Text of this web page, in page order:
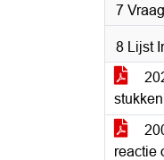
7
8 Lijst
reactie